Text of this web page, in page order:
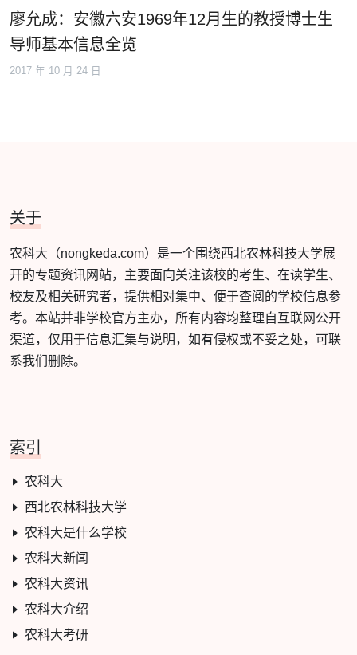
廖允成：安徽六安1969年12月生的教授博士生
导师基本信息全览
2017 年 10 月 24 日
关于
农科大（nongkeda.com）是一个围绕西北农林科技大学展
开的专题资讯网站，主要面向关注该校的考生、在读学生、
校友及相关研究者，提供相对集中、便于查阅的学校信息参
考。本站并非学校官方主办，所有内容均整理自互联网公开
渠道，仅用于信息汇集与说明，如有侵权或不妥之处，可联
系我们删除。
索引
农科大
西北农林科技大学
农科大是什么学校
农科大新闻
农科大资讯
农科大介绍
农科大考研